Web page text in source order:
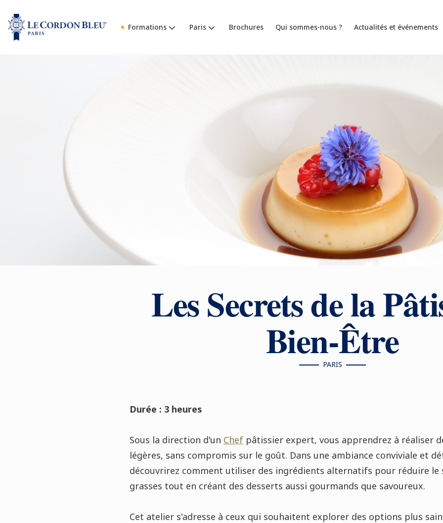
Formations Paris Brochures Qui sommes-nous ? Actualités et événements
Les Secrets de la
Bien-Être
PARIS
Durée : 3 heures
Sous la direction d'un Chefpâtissier expert, vous apprendrez à réaliser
légères, sans compromis sur le goût. Dans une ambiance conviviale et
découvrirez comment utiliser des ingrédients alternatifs pour réduire le
grasses tout en créant des desserts aussi gourmands que savoureux.
Cet atelier s'adresse à ceux qui souhaitent explorer des options plus